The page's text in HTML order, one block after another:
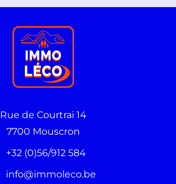
Rue de Courtrai 14
7700 Mouscron
+32 (0)56/912 584
info@immoleco.be